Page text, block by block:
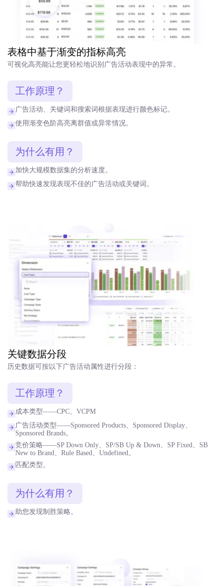
表格中基于渐变的指标高亮
可视化高亮能让您更轻松地识别广告活动表现中的异常。
工作原理？
广告活动、关键词和搜索词根据表现进行颜色标记。
使用渐变色阶高亮离群值或异常情况。
为什么有用？
加快大规模数据集的分析速度。
帮助快速发现表现不佳的广告活动或关键词。
关键数据分段
历史数据可按以下广告活动属性进行分段：
工作原理？
成本类型——CPC、VCPM
广告活动类型——Sponsored Products、Sponsored Display、
Sponsored Brands。
竞价策略——SP Down Only、SP/SB Up & Down、SP Fixed、SB
New to Brand、Rule Based、Undefined。
匹配类型。
为什么有用？
助您发现制胜策略。